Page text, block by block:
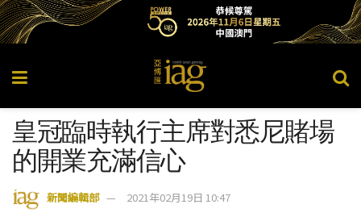
皇冠臨時執行主席對悉尼賭場
的開業充滿信心
新聞編輯部 2021年02月19日 10:47